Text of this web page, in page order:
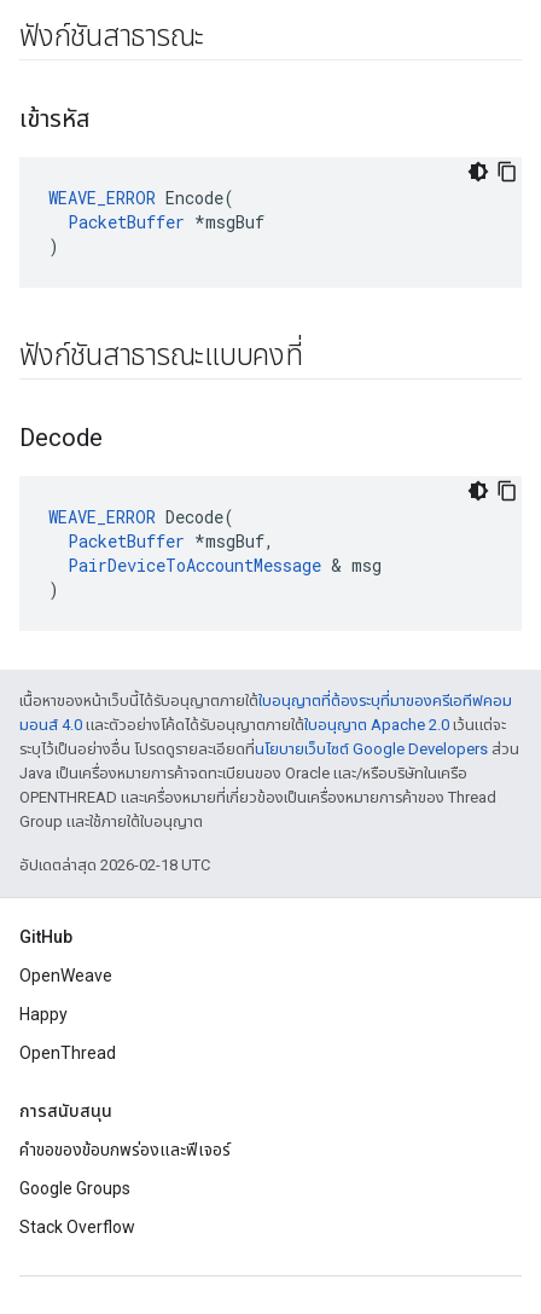
ฟังก์ชันสาธารณะ
เข้ารหัส
WEAVE_ERROR Encode(
PacketBuffer *msgBuf
)
ฟังก์ชันสาธารณะแบบคงที่
Decode
WEAVE_ERROR Decode(
PacketBuffer *msgBuf,
PairDeviceToAccountMessage & msg
)
เนื้อหาของหน้าเว็บนี้ได้รับอนุญาตภายใต้ใบอนุญาตที่ต้องระบุที่มาของครีเอทีฟคอม
มอนส์ 4.0 และตัวอย่างโค้ดได้รับอนุญาตภายใต้ใบอนุญาต Apache 2.0 เว้นแต่จะ
ระบุไว้เป็นอย่างอื่น โปรดดูรายละเอียดที่นโยบายเว็บไซต์ Google Developers ส่วน
Java เป็นเครื่องหมายการค้าจดทะเบียนของ Oracle และ/หรือบริษัทในเครือ
OPENTHREAD และเครื่องหมายที่เกี่ยวข้องเป็นเครื่องหมายการค้าของ Thread
Group และใช้ภายใต้ใบอนุญาต
อัปเดตล่าสุด 2026-02-18 UTC
GitHub
OpenWeave
Happy
OpenThread
การสนับสนุน
คำขอของข้อบกพร่องและฟีเจอร์
Google Groups
Stack Overflow